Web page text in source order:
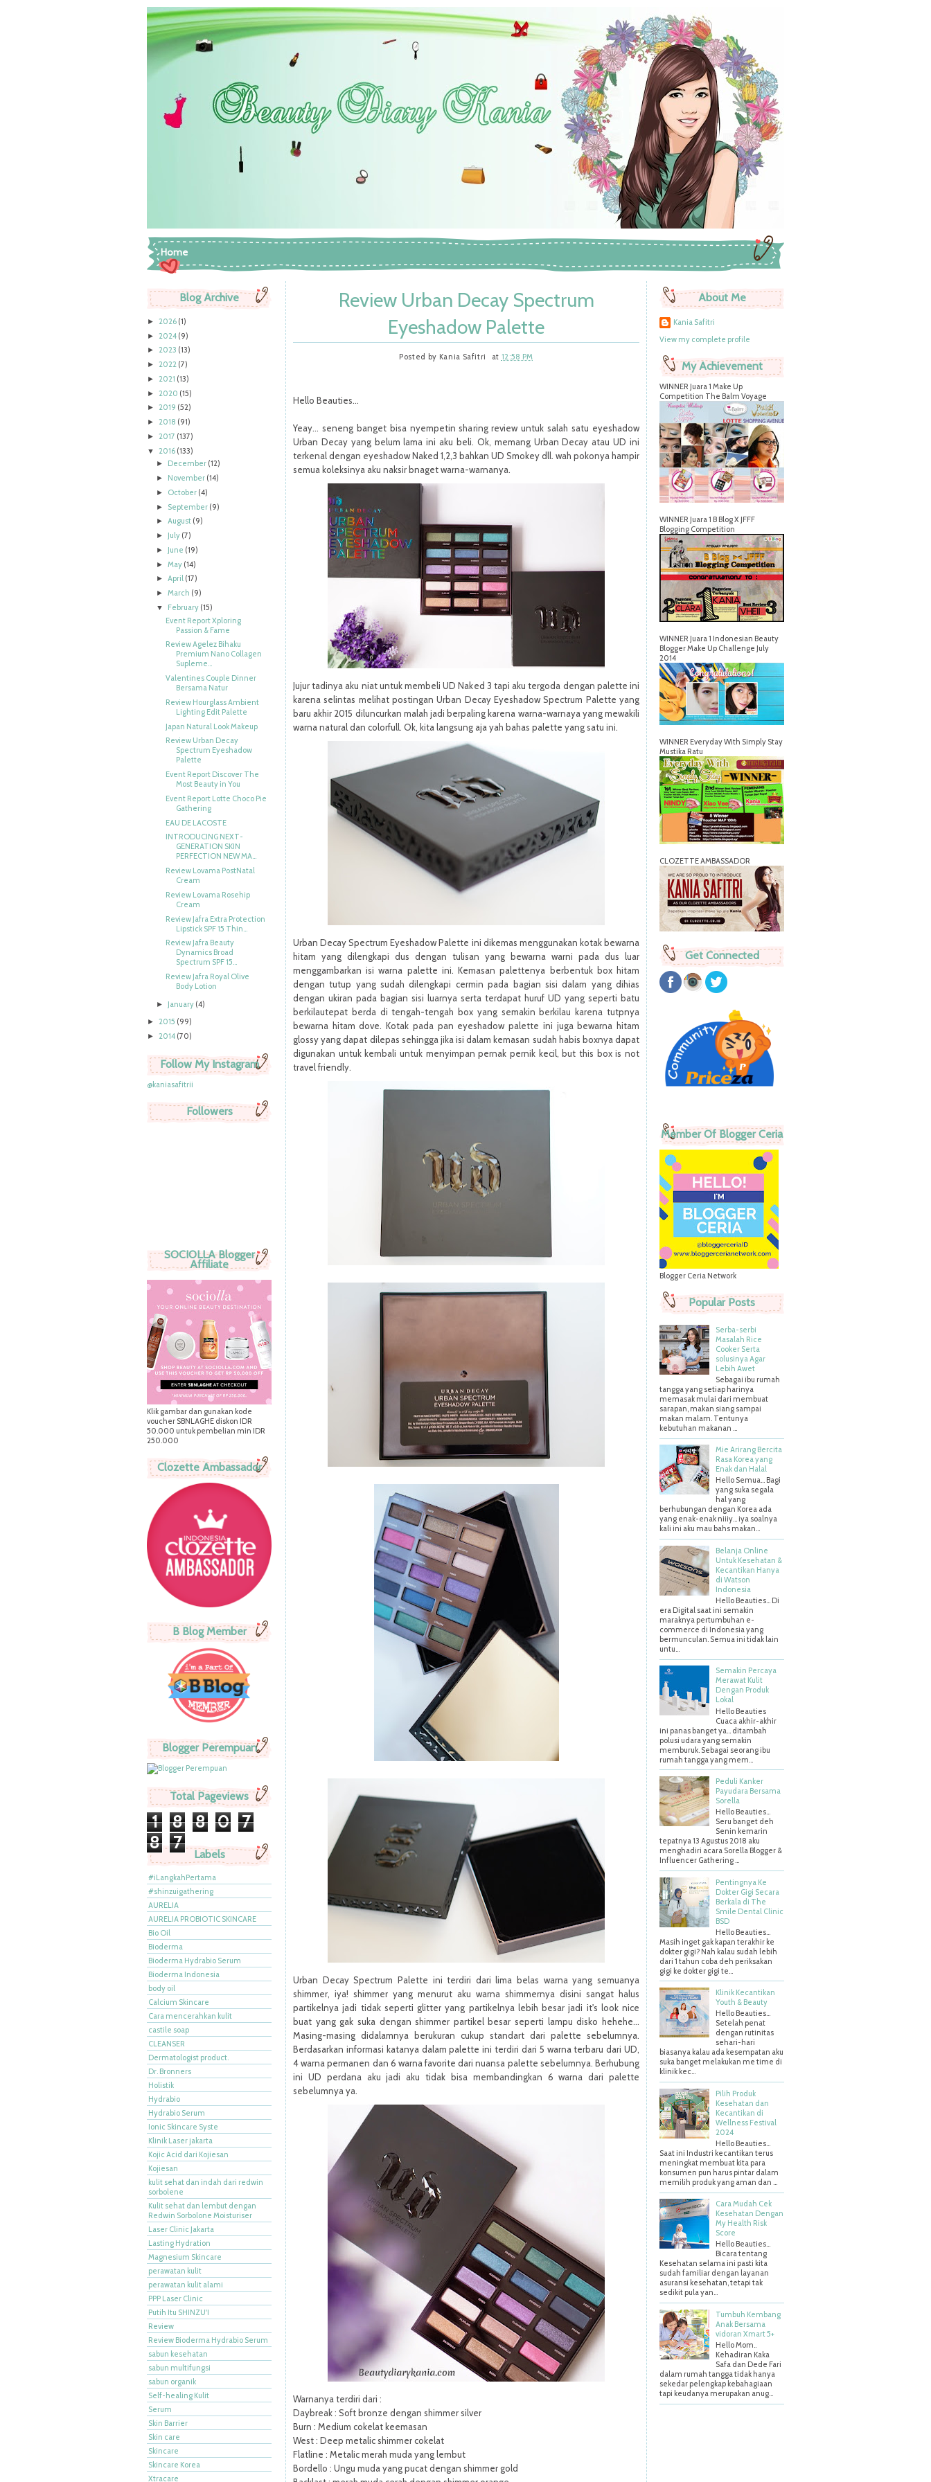
Home
Blog Archive
► 2026 (1)
► 2024 (9)
► 2023 (13)
► 2022 (7)
► 2021 (13)
► 2020 (15)
► 2019 (52)
► 2018 (91)
► 2017 (137)
▼ 2016 (133)
► December (12)
► November (14)
► October (4)
► September (9)
► August (9)
► July (7)
► June (19)
►May (14)
► April (17)
►March (9)
▼ February (15)
Event Report Xploring
Passion & Fame
Review Agelez Bihaku
Premium Nano Collagen
Supleme...
Valentines Couple Dinner
Bersama Natur
Review Hourglass Ambient
Lighting Edit Palette
Japan Natural Look Makeup
Review Urban Decay
Spectrum Eyeshadow
Palette
Event Report Discover The
Most Beauty in You
Event Report Lotte Choco Pie
Gathering
EAU DE LACOSTE
INTRODUCING NEXT-
GENERATION SKIN
PERFECTION NEW MA...
Review Lovama PostNatal
Cream
Review Lovama Rosehip
Cream
Review Jafra Extra Protection
Lipstick SPF 15 Thin...
Review Jafra Beauty
Dynamics Broad
Spectrum SPF 15...
Review Jafra Royal Olive
Body Lotion
► January (4)
► 2015 (99)
► 2014 (70)
Follow My Instagram
@kaniasafitrii
Followers
SOCIOLLA Blogger
Affiliate
Klik gambar dan gunakan kode
voucher SBNLAGHE diskon IDR
50.000 untuk pembelian min IDR
250.000
Clozette Ambassador
B Blog Member
Blogger Perempuan
Total Pageviews
1 8 8 0
7
8
7
Labels
#iLangkahPertama
#shinzuigathering
AURELIA
AURELIA PROBIOTIC SKINCARE
Bio Oil
Bioderma
Bioderma Hydrabio Serum
Bioderma Indonesia
body oil
Calcium Skincare
Cara mencerahkan kulit
castile soap
CLEANSER
Dermatologist product.
Dr. Bronners
Holistik
Hydrabio
Hydrabio Serum
Ionic Skincare Syste
Klinik Laser jakarta
Kojic Acid dari Kojiesan
Kojiesan
kulit sehat dan indah dari redwin
sorbolene
Kulit sehat dan lembut dengan
Redwin Sorbolone Moisturiser
Laser Clinic Jakarta
Lasting Hydration
Magnesium Skincare
perawatan kulit
perawatan kulit alami
PPP Laser Clinic
Putih Itu SHINZU'I
Review
Review Bioderma Hydrabio Serum
sabun kesehatan
sabun multifungsi
sabun organik
Self-healing Kulit
Serum
Skin Barrier
Skin care
Skincare
Skincare Korea
Xtracare
Review Urban Decay Spectrum
Eyeshadow Palette
Posted by Kania Safitri at 12:58 PM
Hello Beauties...
Yeay... seneng banget bisa nyempetin sharing review untuk salah satu eyeshadow
Urban Decay yang belum lama ini aku beli. Ok, memang Urban Decay atau UD ini
terkenal dengan eyeshadow Naked 1,2,3 bahkan UD Smokey dll. wah pokonya hampir
semua koleksinya aku naksir bnaget warna-warnanya.
Jujur tadinya aku niat untuk membeli UD Naked 3 tapi aku tergoda dengan palette ini
karena selintas melihat postingan Urban Decay Eyeshadow Spectrum Palette yang
baru akhir 2015 diluncurkan malah jadi berpaling karena warna-warnaya yang mewakili
warna natural dan colorfull. Ok, kita langsung aja yah bahas palette yang satu ini.
Urban Decay Spectrum Eyeshadow Palette ini dikemas menggunakan kotak bewarna
hitam yang dilengkapi dus dengan tulisan yang bewarna warni pada dus luar
menggambarkan isi warna palette ini. Kemasan palettenya berbentuk box hitam
dengan tutup yang sudah dilengkapi cermin pada bagian sisi dalam yang dihias
dengan ukiran pada bagian sisi luarnya serta terdapat huruf UD yang seperti batu
berkilautepat berda di tengah-tengah box yang semakin berkilau karena tutpnya
bewarna hitam dove. Kotak pada pan eyeshadow palette ini juga bewarna hitam
glossy yang dapat dilepas sehingga jika isi dalam kemasan sudah habis boxnya dapat
digunakan untuk kembali untuk menyimpan pernak pernik kecil, but this box is not
travel friendly.
Urban Decay Spectrum Palette ini terdiri dari lima belas warna yang semuanya
shimmer, iya! shimmer yang menurut aku warna shimmernya disini sangat halus
partikelnya jadi tidak seperti glitter yang partikelnya lebih besar jadi it's look nice
buat yang gak suka dengan shimmer partikel besar seperti lampu disko hehehe...
Masing-masing didalamnya berukuran cukup standart dari palette sebelumnya.
Berdasarkan informasi katanya dalam palette ini terdiri dari 5 warna terbaru dari UD,
4 warna permanen dan 6 warna favorite dari nuansa palette sebelumnya. Berhubung
ini UD perdana aku jadi aku tidak bisa membandingkan 6 warna dari palette
sebelumnya ya.
Warnanya terdiri dari :
Daybreak : Soft bronze dengan shimmer silver
Burn : Medium cokelat keemasan
West : Deep metalic shimmer cokelat
Flatline : Metalic merah muda yang lembut
Bordello : Ungu muda yang pucat dengan shimmer gold
About Me
Kania Safitri
View my complete profile
My Achievement
WINNER Juara 1 Make Up
Competition The Balm Voyage
WINNER Juara 1 B Blog X JFFF
Blogging Competition
WINNER Juara 1 Indonesian Beauty
Blogger Make Up Challenge July
2014
WINNER Everyday With Simply Stay
Mustika Ratu
CLOZETTE AMBASSADOR
Get Connected
Member Of Blogger Ceria
Blogger Ceria Network
Popular Posts
Serba-serbi
Masalah Rice
Cooker Serta
solusinya Agar
Lebih Awet
Sebagai ibu rumah
tangga yang setiap harinya
memasak mulai dari membuat
sarapan, makan siang sampai
makan malam. Tentunya
kebutuhan makanan ...
Mie Arirang Bercita
Rasa Korea yang
Enak dan Halal
Hello Semua... Bagi
yang suka segala
hal yang
berhubungan dengan Korea ada
yang enak-enak niiiy... iya soalnya
kali ini aku mau bahs makan...
Belanja Online
Untuk Kesehatan &
Kecantikan Hanya
di Watson
Indonesia
Hello Beauties... Di
era Digital saat ini semakin
maraknya pertumbuhan e-
commerce di Indonesia yang
bermunculan. Semua ini tidak lain
untu...
Semakin Percaya
Merawat Kulit
Dengan Produk
Lokal
Hello Beauties
Cuaca akhir-akhir
ini panas banget ya… ditambah
polusi udara yang semakin
memburuk. Sebagai seorang ibu
rumah tangga yang mem...
Peduli Kanker
Payudara Bersama
Sorella
Hello Beauties…
Seru banget deh
Senin kemarin
tepatnya 13 Agustus 2018 aku
menghadiri acara Sorella Blogger &
Influencer Gathering ...
Pentingnya Ke
Dokter Gigi Secara
Berkala di The
Smile Dental Clinic
BSD
Hello Beauties…
Masih inget gak kapan terakhir ke
dokter gigi? Nah kalau sudah lebih
dari 1 tahun coba deh periksakan
gigi ke dokter gigi te...
Klinik Kecantikan
Youth & Beauty
Hello Beauties...
Setelah penat
dengan rutinitas
sehari-hari
biasanya kalau ada kesempatan aku
suka banget melakukan me time di
klinik kec...
Pilih Produk
Kesehatan dan
Kecantikan di
Wellness Festival
2024
Hello Beauties…
Saat ini Industri kecantikan terus
meningkat membuat kita para
konsumen pun harus pintar dalam
memilih produk yang aman dan ...
Cara Mudah Cek
Kesehatan Dengan
My Health Risk
Score
Hello Beauties…
Bicara tentang
Kesehatan selama ini pasti kita
sudah familiar dengan layanan
asuransi kesehatan, tetapi tak
sedikit pula yan...
Tumbuh Kembang
Anak Bersama
vidoran Xmart 5+
Hello Mom..
Kehadiran Kaka
Safa dan Dede Fari
dalam rumah tangga tidak hanya
sekedar pelengkap kebahagiaan
tapi keudanya merupakan anug...